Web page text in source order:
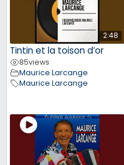
2:48
Tintin et la toison d’or
85views
Maurice Larcange
Maurice Larcange